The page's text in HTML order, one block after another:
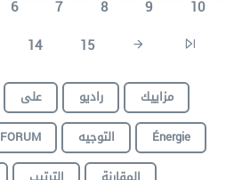
6 7 8 9
10
14 15
على راديو
مزاييك
FORUM التوجيه
Énergie